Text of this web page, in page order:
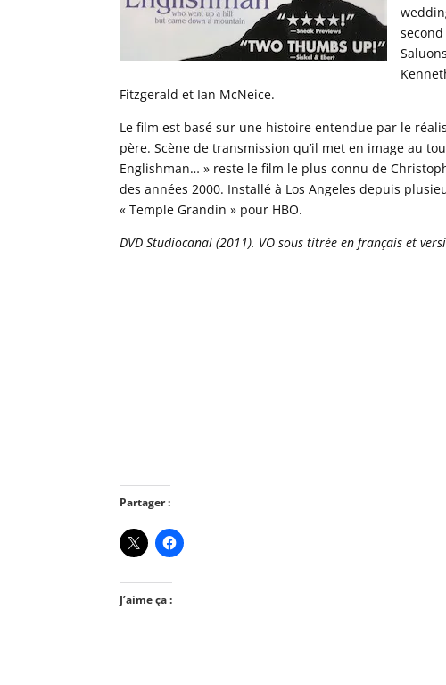
Fitzgerald et Ian McNeice.
Le film est basé sur une histoire entendue par le
père. Scène de transmission qu’il met en image au
Englishman… » reste le film le plus connu de
des années 2000. Installé à Los Angeles depuis
« Temple Grandin » pour HBO.
DVD Studiocanal (2011). VO sous titrée en français et
Partager :
J’aime ça :